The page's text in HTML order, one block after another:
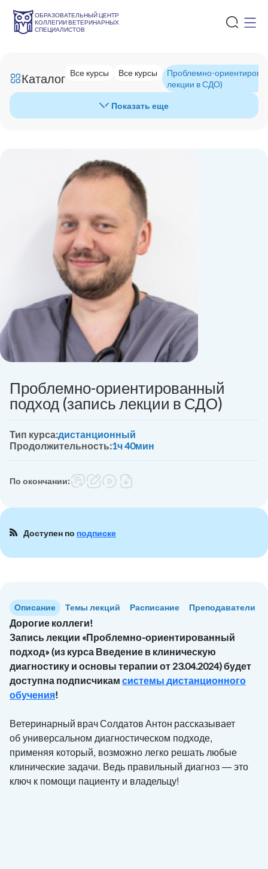
ОБРАЗОВАТЕЛЬНЫЙ ЦЕНТР
КОЛЛЕГИИ ВЕТЕРИНАРНЫХ
СПЕЦИАЛИСТОВ
Каталог Все курсы Все курсы
Проблемно-
лекции в СДО)
Показать еще
Проблемно-ориентированный
подход (запись лекции в СДО)
Тип курса:дистанционный
Продолжительность:1ч 40мин
По окончании:
Доступен по подписке
Описание Темы лекций Расписание Преподаватели
Дорогие коллеги!
Запись лекции «Проблемно-ориентированный
подход» (из курса Введение в клиническую
диагностику и основы терапии от 23.04.2024) будет
доступна подписчикам системы дистанционного
обучения!
Ветеринарный врач Солдатов Антон рассказывает
об универсальном диагностическом подходе,
применяя который, возможно легко решать любые
клинические задачи. Ведь правильный диагноз — это
ключ к помощи пациенту и владельцу!